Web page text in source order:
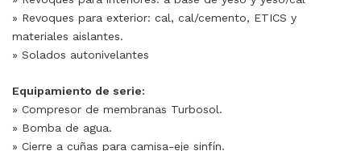
» Revoques para exterior: cal, cal/cemento, ETICS y
materiales aislantes.
» Solados autonivelantes
Equipamiento de serie:
» Compresor de membranas Turbosol.
» Bomba de agua.
» Cierre a cuñas para camisa-eje sinfín.